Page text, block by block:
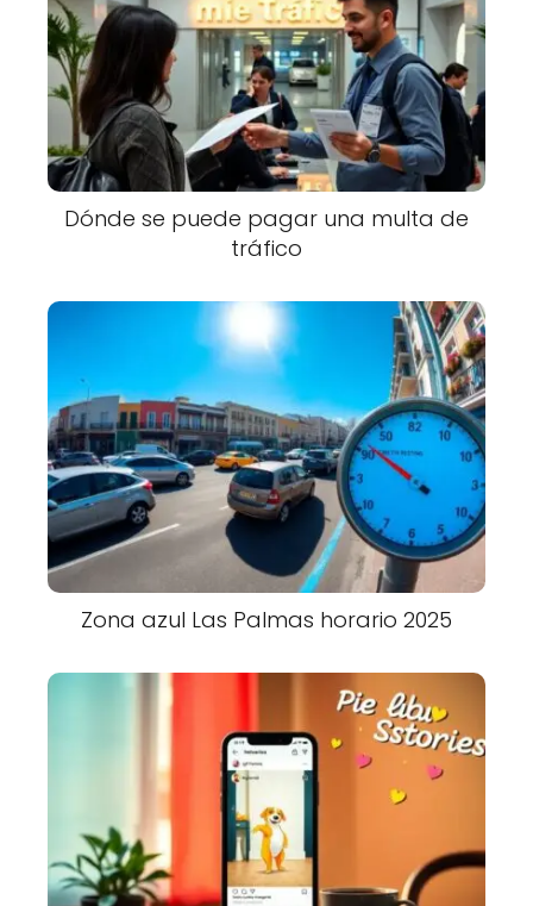
Dónde se puede pagar una multa de
tráfico
Zona azul Las Palmas horario 2025